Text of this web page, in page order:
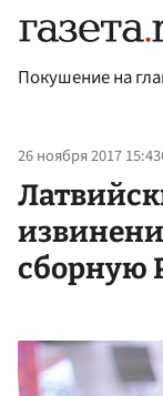
Покушение на
26 ноября 2017 15:43
сборную